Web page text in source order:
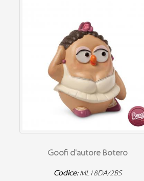
Goofi d'autore Botero
Codice: ML18DA/2BS